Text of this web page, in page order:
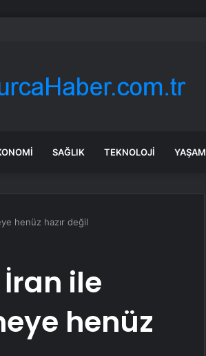
SAĞLIK TEKNOLOJI YAŞAM
henüz hazır değil
ile
henüz